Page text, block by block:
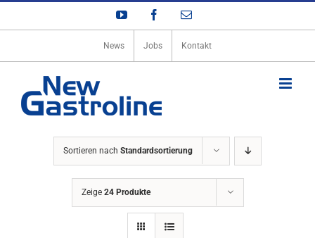
Zum
YouTube Facebook
E-
News Jobs Kontakt
Sortieren nach Standardsortierung
Zeige 24 Produkte